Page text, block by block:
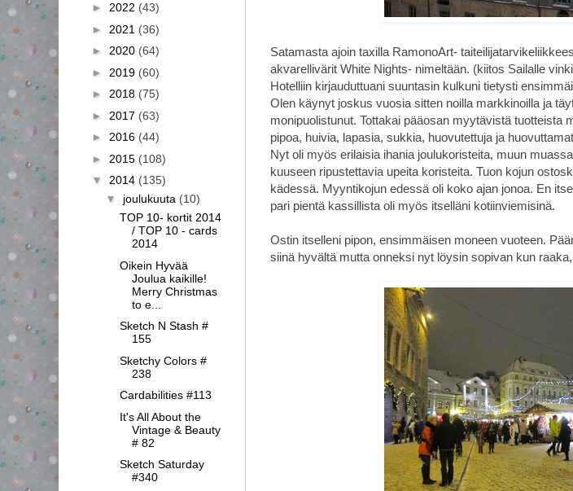
Satamasta ajoin taxilla RamonoArt-
akvarellivärit White Nights- nimeltään. (kiitos Sailalle
Hotelliin kirjauduttuani suuntasin kulkuni tietysti
Olen käynyt joskus vuosia sitten noilla markkinoilla ja
monipuolistunut. Tottakai pääosan myytävistä tuotteista
pipoa, huivia, lapasia, sukkia, huovutettuja ja
Nyt oli myös erilaisia ihania joulukoristeita, muun
kuuseen ripustettavia upeita koristeita. Tuon kojun
kädessä. Myyntikojun edessä oli koko ajan jonoa. En
pari pientä kassillista oli myös itselläni kotiinviemisinä.
Ostin itselleni pipon, ensimmäisen moneen vuoteen.
siinä hyvältä mutta onneksi nyt löysin sopivan kun
► 2022 (43)
► 2021 (36)
► 2020 (64)
► 2019 (60)
► 2018 (75)
► 2017 (63)
► 2016 (44)
► 2015 (108)
▼ 2014 (135)
▼ joulukuuta (10)
TOP 10- kortit 2014
/ TOP 10 - cards
2014
Oikein Hyvää
Joulua kaikille!
Merry Christmas
to e...
Sketch N Stash #
155
Sketchy Colors #
238
Cardabilities #113
It's All About the
Vintage & Beauty
# 82
Sketch Saturday
#340